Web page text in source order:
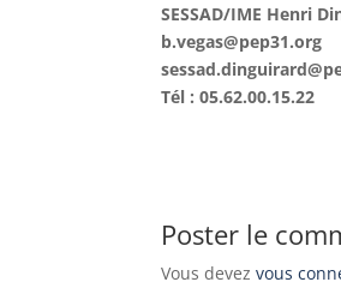
SESSAD/IME Henri
b.vegas@pep31.org
Tél : 05.62.00.15.22
Poster le
Vous devezvous